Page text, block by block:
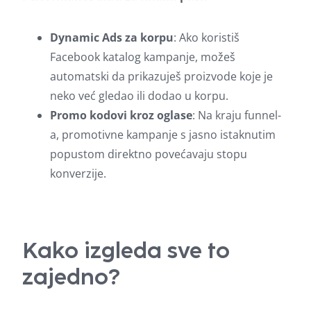
Dynamic Ads za korpu: Ako koristiš
Facebook katalog kampanje, možeš
automatski da prikazuješ proizvode koje je
neko već gledao ili dodao u korpu.
Promo kodovi kroz oglase: Na kraju funnel-
a, promotivne kampanje s jasno istaknutim
popustom direktno povećavaju stopu
konverzije.
Kako izgleda sve to
zajedno?